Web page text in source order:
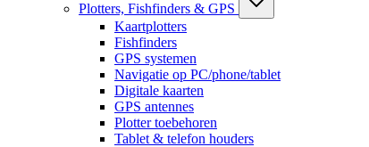
Plotters, Fishfinders & GPS
Kaartplotters
Fishfinders
GPS systemen
Navigatie op PC/phone/tablet
Digitale kaarten
GPS antennes
Plotter toebehoren
Tablet & telefon houders